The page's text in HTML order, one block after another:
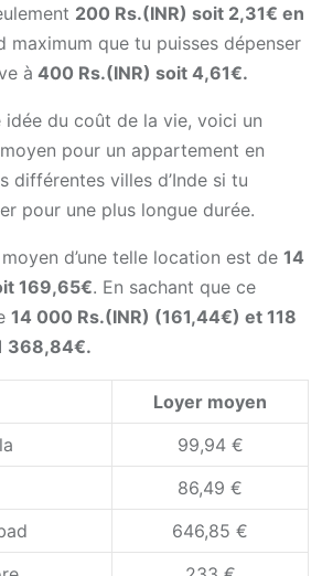
200 Rs.(INR) soit 2,31€ en
maximum que tu puisses dépenser
à 400 Rs.(INR) soit 4,61€.
du coût de la vie, voici un
pour un appartement en
différentes villes d’Inde si tu
pour une plus longue durée.
d’une telle location est de 14
169,65€. En sachant que ce
14 000 Rs.(INR) (161,44€) et 118
368,84€.
Loyer moyen
99,94 €
86,49 €
646,85 €